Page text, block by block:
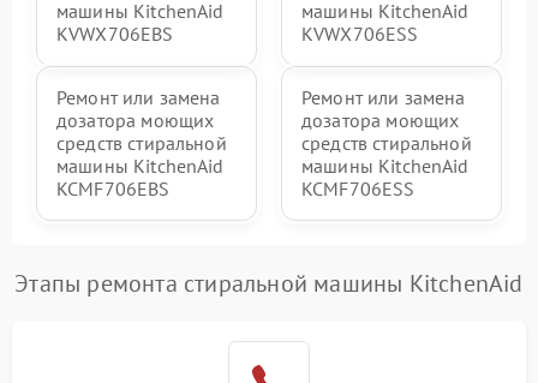
машины KitchenAid
KVWX706EBS
машины KitchenAid
KVWX706ESS
Ремонт или замена
дозатора моющих
средств стиральной
машины KitchenAid
KCMF706EBS
Ремонт или замена
дозатора моющих
средств стиральной
машины KitchenAid
KCMF706ESS
Этапы ремонта стиральной машины KitchenAid